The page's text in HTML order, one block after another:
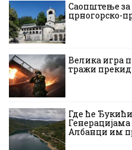
Саопштење за
црногорско-
Велика игра
тражи прекид
Где ће
Албанци им